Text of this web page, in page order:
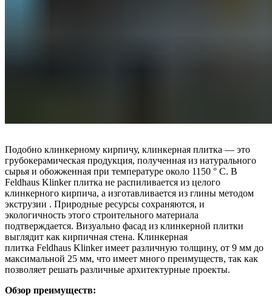
Подобно клинкерному кирпичу, клинкерная плитка — это
грубокерамическая продукция, полученная из натурального
сырья и обожженная при температуре около 1150 ° C. В
Feldhaus Klinker плитка не распиливается из целого
клинкерного кирпича, а изготавливается из глины методом
экструзии . Природные ресурсы сохраняются, и
экологичность этого строительного материала
подтверждается. Визуально фасад из клинкерной плитки
выглядит как кирпичная стена. Клинкерная
плитка Feldhaus Klinker имеет различную толщину, от 9 мм до
максимальной 25 мм, что имеет много преимуществ, так как
позволяет решать различные архитектурные проекты.
Обзор преимуществ: